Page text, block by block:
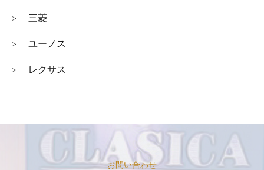
> 三菱
> ユーノス
> レクサス
お問い合わせ